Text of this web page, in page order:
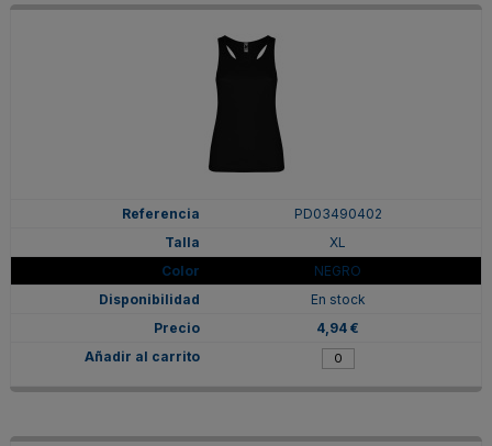
PD03490402
XL
NEGRO
En stock
4,94 €